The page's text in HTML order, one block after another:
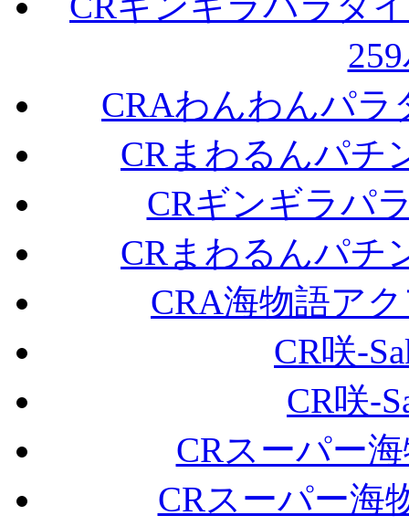
CRAわんわんパラ
CRまわるんパチ
CRギンギラパ
CRまわるんパチ
CRA海物語ア
CR咲-
CR咲-
CRスーパー
CRスーパー海